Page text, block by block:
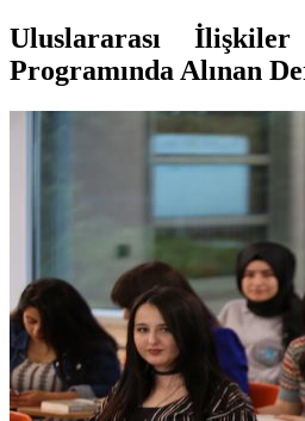
Uluslararası
Programında Alınan